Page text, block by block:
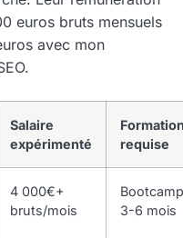
euros bruts mensuels
avec mon
Salaire
expérimenté
requise
4 000€+
bruts/mois
Bootcamp
3-6 mois